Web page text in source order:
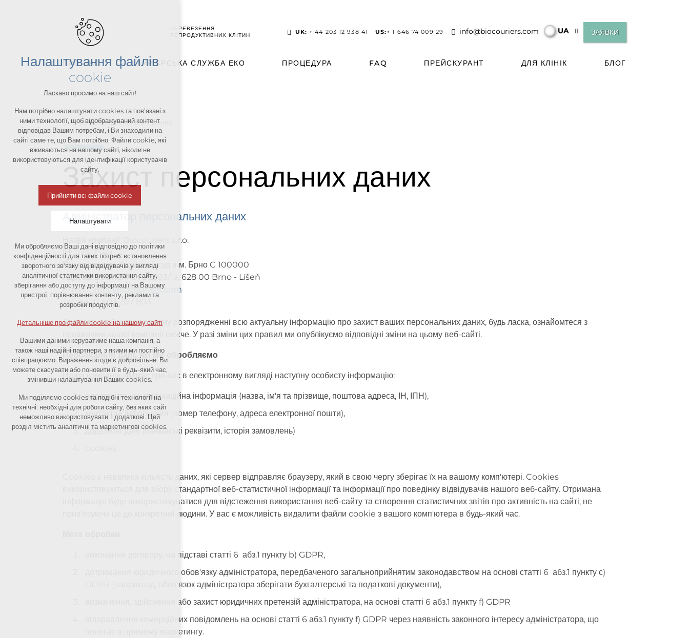
ПЕРЕВЕЗЕННЯ
РЕПРОДУКТИВНИХ КЛІТИН
UK: + 44 203 12 938 41 US:+ 1 646 74 009 29 info@biocouriers.com UA ЗАЯВКИ
ПРО НАС КУР'ЄРСЬКА СЛУЖБА ЕКО ПРОЦЕДУРА FAQ ПРЕЙСКУРАНТ ДЛЯ КЛІНІК БЛОГ
Захист персональних даних
Захист персональних даних
Адміністратор персональних даних
Назва компанії: Biocouriers s.r.o.
ІН: 07317549
Під веденням: Крайовий суд в м. Брно C 100000
Адреса: Bednaříkova 2893/1a, 628 00 Brno - Líšeň
E-mail:info@biocouriers.com
Tel.: +420 603 207 803
Для того, щоб мати в своєму розпорядженні всю актуальну інформацію про захист ваших персональних даних, будь ласка, ознайомтеся з
правилами нашої компанії нижче. У разі зміни цих правил ми опублікуємо відповідні зміни на цьому веб-сайті.
Персональні дані, які ми обробляємо
Наша компанія збирає про вас в електронному вигляді наступну особисту інформацію:
адресна та ідентифікаційна інформація (назва, ім'я та прізвище, поштова адреса, ІН, ІПН),
контактна інформація (номер телефону, адреса електронної пошти),
додаткові дані (банківські реквізити, історія замовлень)
Cookies є невелика кількість даних, які сервер відправляє браузеру, який в свою чергу зберігає їх на вашому комп'ютері. Cookies
використовуються для збору стандартної веб-статистичної інформації та інформації про поведінку відвідувачів нашого веб-сайту. Отримана
інформація буде використовуватися для відстеження використання веб-сайту та створення статистичних звітів про активність на сайті, не
прив'язуючи це до конкретної людини. У вас є можливість видалити файли cookie з вашого комп'ютера в будь-який час.
виконання договору, на підставі статті 6 абз.1 пункту b) GDPR,
дотримання юридичного обов'язку адміністратора, передбаченого загальноприйнятим законодавством на основі статті 6 абз.1 пункту с)
GDPR (наприклад, обов'язок адміністратора зберігати бухгалтерські та податкові документи),
визначення, здійснення або захист юридичних претензій адміністратора, на основі статті 6 абз.1 пункту f) GDPR
відправлення комерційних повідомлень на основі статті 6 абз.1 пункту f) GDPR через наявність законного інтересу адміністратора, що
полягає в прямому маркетингу.
Налаштування файлів
cookie
Ласкаво просимо на наш сайт!
Нам потрібно налаштувати cookies та пов’язані з
ними технології, щоб відображуваний контент
відповідав Вашим потребам, і Ви знаходили на
сайті саме те, що Вам потрібно. Файли cookie, які
вживаються на нашому сайті, ніколи не
використовуються для ідентифікації користувачів
сайту.
Прийняти всі файли cookie
Налаштувати
Технічні файли cookie
необхідні для роботи сайту
збереження контексту сайту (сесії):
можливі логіни, вибір мови тощо
Додаткові файли cookie
аналітичні cookies для анонімної
оцінки видимості сайту
маркетингові cookies (Google,
Детальніше про файли cookie на нашому сайті
Ми обробляємо Ваші дані відповідно до політики
конфіденційності для таких потреб: встановлення
зворотного зв'язку від відвідувачів у вигляді
аналітичної статистики використання сайту,
зберігання або доступу до інформації на Вашому
пристрої, порівнювання контенту, реклами та
розробки продуктів.
Детальніше про файли cookie на нашому сайті
Вашими даними керуватиме наша компанія, а
також наші надійні партнери, з якими ми постійно
співпрацюємо. Вираження згоди є добровільне. Ви
можете скасувати або поновити її в будь-який час,
змінивши налаштування Ваших cookies.
Ми поділяємо cookies та подібні технології на
технічні: необхідні для роботи сайту, без яких сайт
неможливо використовувати, і додаткові. Цей
розділ містить аналітичні та маркетингові cookies.